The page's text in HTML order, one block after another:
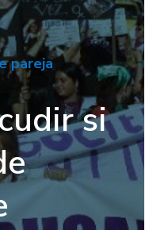
pareja
si